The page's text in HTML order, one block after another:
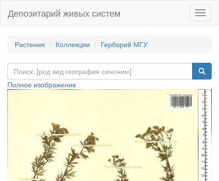
Депозитарий живых систем
Растения Коллекции Гербарий МГУ
Полное изображение